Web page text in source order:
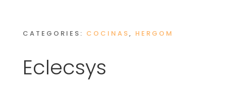
CATEGORIES: COCINAS, HERGOM
Eclecsys